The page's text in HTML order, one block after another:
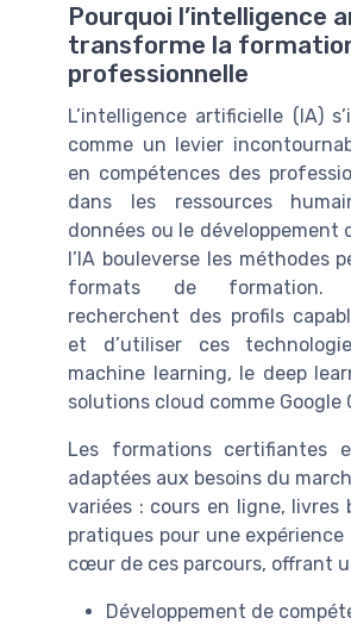
Pourquoi l’intelligence
transforme la
professionnelle
L’intelligence artificielle (IA)
comme un levier
en compétences des
dans les ressources
données ou le développement
l’IA bouleverse les méthodes
formats de formation.
recherchent des profils
et d’utiliser ces
machine learning, le deep
solutions cloud comme Google
Les formations certifiantes
adaptées aux besoins du
variées : cours en ligne, livres
pratiques pour une expérience
cœur de ces parcours, offrant
Développement de